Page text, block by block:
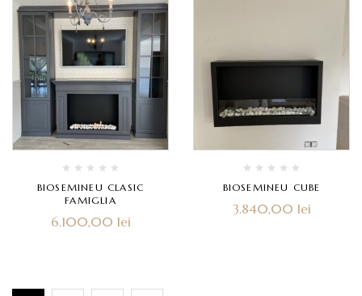
BIOSEMINEU CLASIC
FAMIGLIA
6.100,00 lei
BIOSEMINEU CUBE
3.840,00 lei